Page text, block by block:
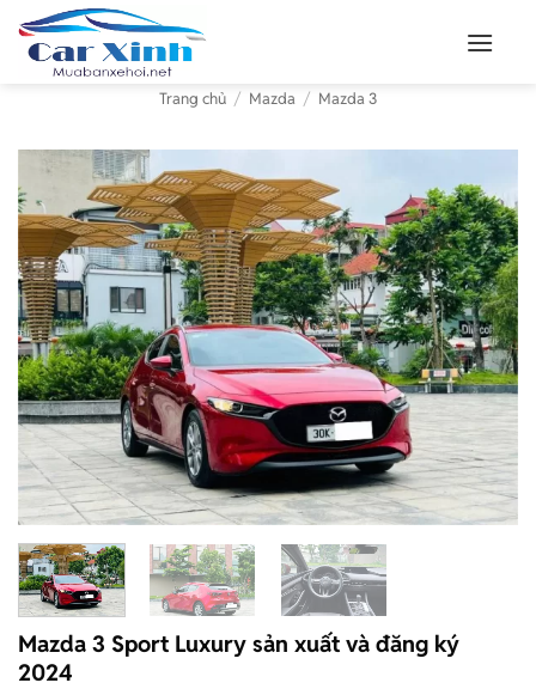
qua
Trang chủ / Mazda / Mazda 3
Mazda 3 Sport Luxury sản xuất và đăng ký
2024